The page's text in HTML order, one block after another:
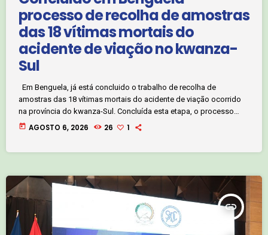
processo de recolha de amostras
das 18 vítimas mortais do
acidente de viação no kwanza-
Sul
Em Benguela, já está concluido o trabalho de recolha de
amostras das 18 vítimas mortais do acidente de viação ocorrido
na província do kwanza-Sul. Concluída esta etapa, o processo
entra agora numa nova fase, que contará com a participação dos
today AGOSTO 6, 2026 26 1
insert_link